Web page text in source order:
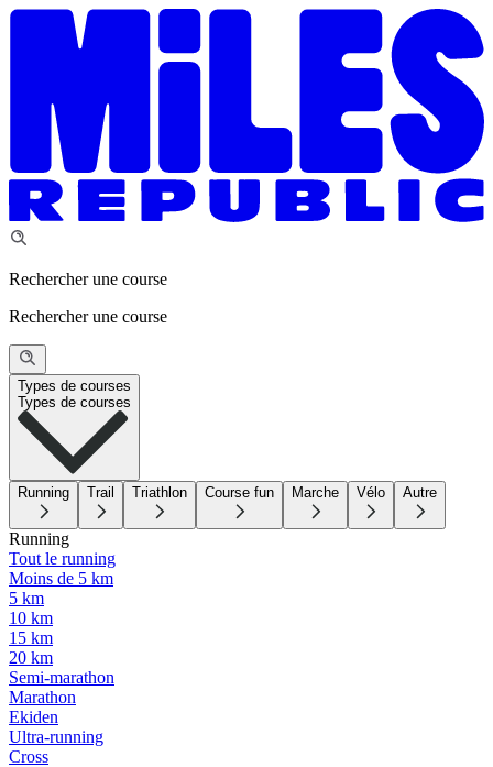
Rechercher une course
Rechercher une course
Types de courses
Types de courses
Running Trail Triathlon Course fun Marche Vélo Autre
Running
Tout le running
Moins de 5 km
5 km
10 km
15 km
20 km
Semi-marathon
Marathon
Ekiden
Ultra-running
Cross